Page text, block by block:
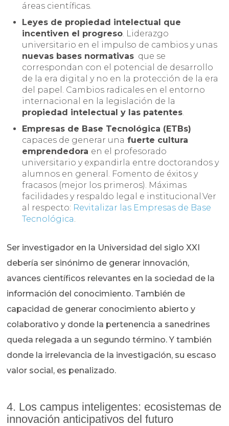
áreas científicas.
Leyes de propiedad intelectual que
incentiven el progreso . Liderazgo
universitario en el impulso de cambios y unas
nuevas bases normativas que se
correspondan con el potencial de desarrollo
de la era digital y no en la protección de la era
del papel. Cambios radicales en el entorno
internacional en la legislación de la
propiedad intelectual y las patentes
Empresas de Base Tecnológica (ETBs)
capaces de generar una fuerte cultura
emprendedora en el profesorado
universitario y expandirla entre doctorandos y
alumnos en general. Fomento de éxitos y
fracasos (mejor los primeros). Máximas
facilidades y respaldo legal e institucional.Ver
al respecto: Revitalizar las Empresas de Base
Tecnológica
Ser investigador en la Universidad del siglo XXI
debería ser sinónimo de generar innovación,
avances científicos relevantes en la sociedad de la
información del conocimiento. También de
capacidad de generar conocimiento abierto y
colaborativo y donde la pertenencia a sanedrines
queda relegada a un segundo término. Y también
donde la irrelevancia de la investigación, su escaso
valor social, es penalizado.
4. Los campus inteligentes: ecosistemas de
innovación anticipativos del futuro